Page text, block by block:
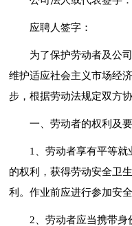
应聘人签字：
为了保护劳动者及公
维护适应社会主义市场经
步，根据劳动法规定双方
一、劳动者的权利及要
1、劳动者享有平等就
的权利，获得劳动安全卫
利。作业前应进行参加安
2、劳动者应当携带身